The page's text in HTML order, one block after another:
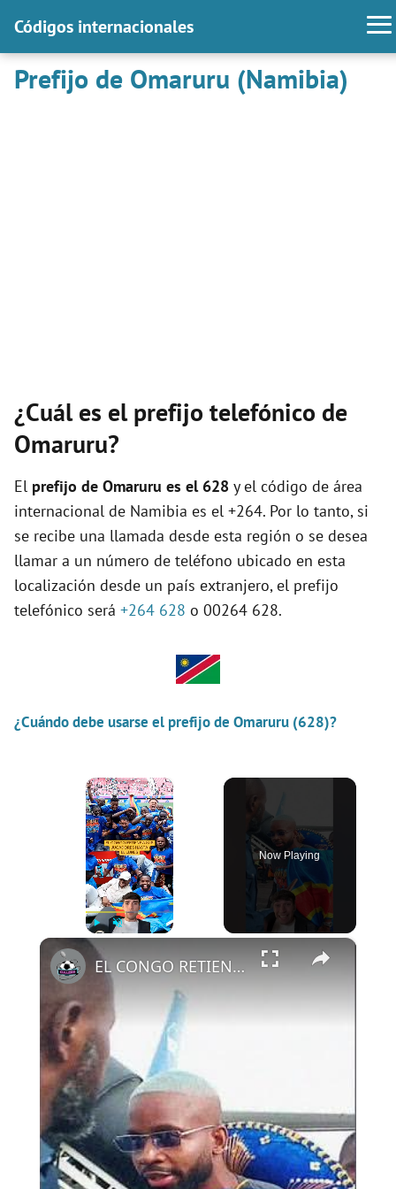
Códigos internacionales
Prefijo de Omaruru (Namibia)
¿Cuál es el prefijo telefónico de
Omaruru?
El prefijo de Omaruru es el 628 y el código de área
internacional de Namibia es el +264. Por lo tanto, si
se recibe una llamada desde esta región o se desea
llamar a un número de teléfono ubicado en esta
localización desde un país extranjero, el prefijo
telefónico será +264 628 o 00264 628.
¿Cuándo debe usarse el prefijo de Omaruru (628)?
×
Now Playing
×
EL CONGO RETIENE A SUS JUGADORES HASTA EL LUNES